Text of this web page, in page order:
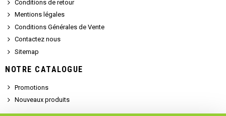
Conditions de retour
Mentions légales
Conditions Générales de Vente
Contactez nous
Sitemap
NOTRE CATALOGUE
Promotions
Nouveaux produits